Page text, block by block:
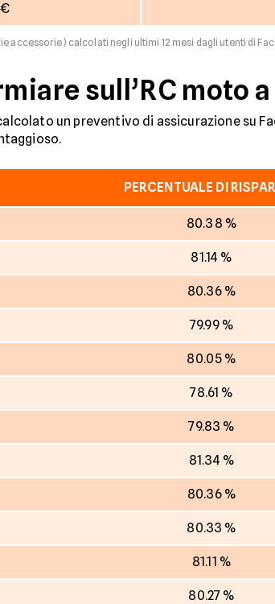
€
accessorie) calcolati negli ultimi 12 mesi dagli utenti di
sull’RC moto
un preventivo di assicurazione su
PERCENTUALE DI
80.38 %
81.14 %
80.36 %
79.99 %
80.05 %
78.61 %
79.83 %
81.34 %
80.36 %
80.33 %
81.11 %
80.27 %